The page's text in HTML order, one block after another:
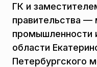
ГК и
правительства —
промышленности
области
Петербургского